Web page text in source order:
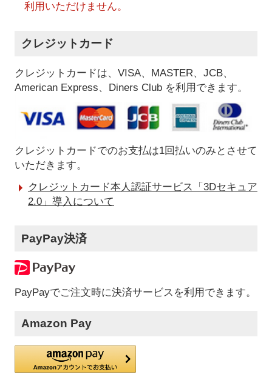
利用いただけません。
クレジットカード
クレジットカードは、VISA、MASTER、JCB、
American Express、Diners Club を利用できます。
クレジットカードでのお支払は1回払いのみとさせて
いただきます。
クレジットカード本人認証サービス「3Dセキュア
2.0」導入について
PayPay決済
PayPayでご注文時に決済サービスを利用できます。
Amazon Pay